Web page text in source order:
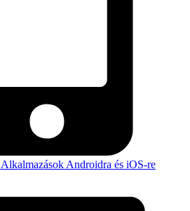
Alkalmazások Androidra és iOS-re